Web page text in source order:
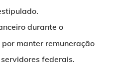
durante o
manter remuneração
federais.